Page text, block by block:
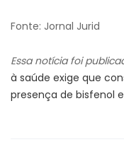
Fonte: Jornal Jurid
Essa notícia foi
à saúde exige que
presença de bisfenol